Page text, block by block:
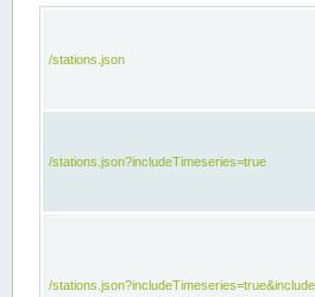
/stations.json
/stations.json?includeTimeseries=true
/